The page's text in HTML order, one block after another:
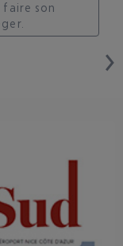
faire son